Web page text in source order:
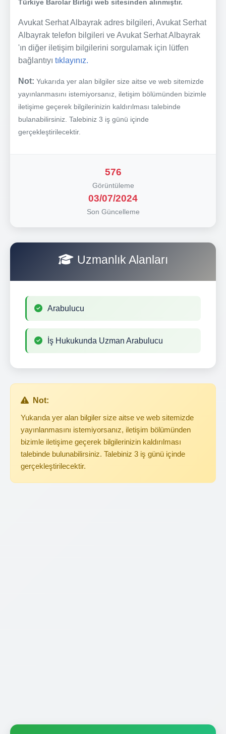
Türkiye Barolar Birliği web sitesinden alınmıştır.
Avukat Serhat Albayrak adres bilgileri, Avukat Serhat
Albayrak telefon bilgileri ve Avukat Serhat Albayrak
'ın diğer iletişim bilgilerini sorgulamak için lütfen
bağlantıyı tıklayınız.
Not: Yukarıda yer alan bilgiler size aitse ve web sitemizde
yayınlanmasını istemiyorsanız, iletişim bölümünden bizimle
iletişime geçerek bilgilerinizin kaldırılması talebinde
bulanabilirsiniz. Talebiniz 3 iş günü içinde
gerçekleştirilecektir.
576
Görüntüleme
03/07/2024
Son Güncelleme
Uzmanlık Alanları
Arabulucu
İş Hukukunda Uzman Arabulucu
Not:
Yukarıda yer alan bilgiler size aitse ve web sitemizde
yayınlanmasını istemiyorsanız, iletişim bölümünden
bizimle iletişime geçerek bilgilerinizin kaldırılması
talebinde bulunabilirsiniz. Talebiniz 3 iş günü içinde
gerçekleştirilecektir.